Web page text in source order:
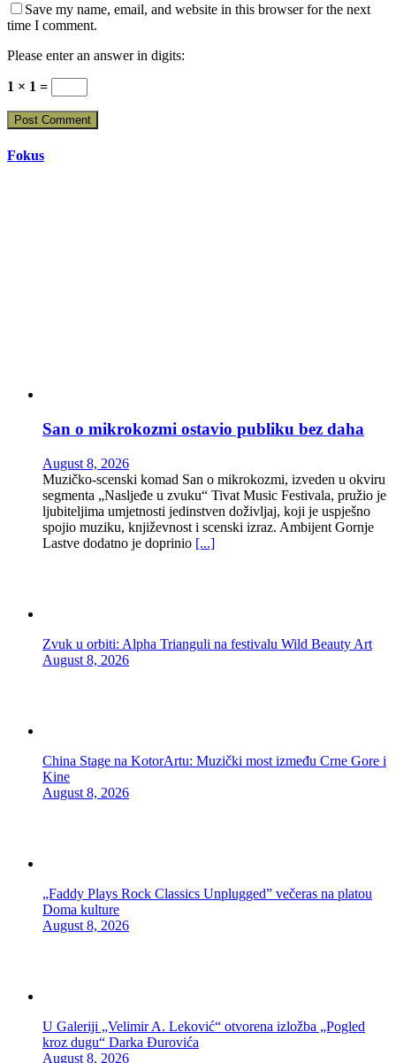
Save my name, email, and website in this browser for the next
time I comment.
Please enter an answer in digits:
1 × 1 =
Fokus
San o mikrokozmi ostavio publiku bez daha
August 8, 2026
Muzičko-scenski komad San o mikrokozmi, izveden u okviru
segmenta „Nasljeđe u zvuku“ Tivat Music Festivala, pružio je
ljubiteljima umjetnosti jedinstven doživljaj, koji je uspješno
spojio muziku, književnost i scenski izraz. Ambijent Gornje
Lastve dodatno je doprinio [...]
Zvuk u orbiti: Alpha Trianguli na festivalu Wild Beauty Art
August 8, 2026
China Stage na KotorArtu: Muzički most između Crne Gore i
Kine
August 8, 2026
„Faddy Plays Rock Classics Unplugged” večeras na platou
Doma kulture
August 8, 2026
U Galeriji „Velimir A. Leković“ otvorena izložba „Pogled
kroz dugu“ Darka Đurovića
August 8, 2026